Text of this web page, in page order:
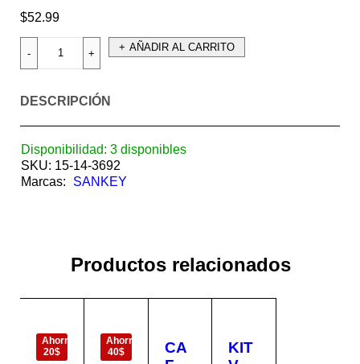
$52.99
AÑADIR AL CARRITO
DESCRIPCIÓN
Disponibilidad: 3 disponibles
SKU: 15-14-3692
Marcas:
SANKEY
Productos relacionados
Ahorra
20$
Ahorra
40$
CA
KIT